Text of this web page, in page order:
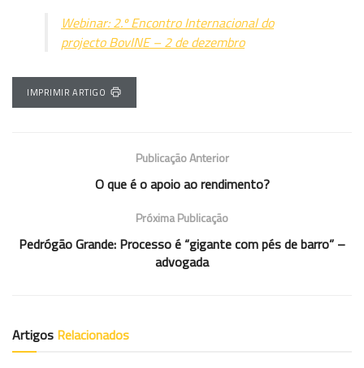
Webinar: 2.º Encontro Internacional do
projecto BovINE – 2 de dezembro
IMPRIMIR ARTIGO
Publicação Anterior
O que é o apoio ao rendimento?
Próxima Publicação
Pedrógão Grande: Processo é “gigante com pés de barro” –
advogada
Artigos Relacionados